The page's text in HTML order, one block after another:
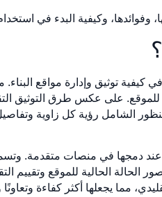
إحداث ثورة في كيفية توثيق وإدارة
على عكس طرق التوثيق
يتيح هذا المنظور الشامل رؤية كل
عند دمجها في منصات متقدمة.
الحالة الحالية للموقع
مما يجعلها أكثر كفاءة وتعاونًا